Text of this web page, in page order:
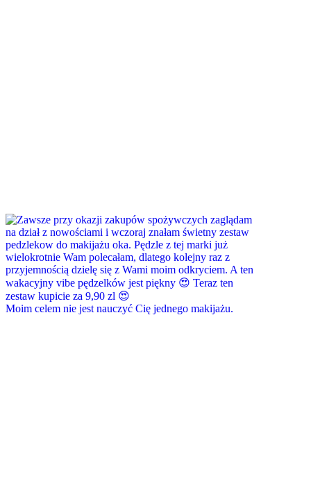
Moim celem nie jest nauczyć Cię jednego makijażu.